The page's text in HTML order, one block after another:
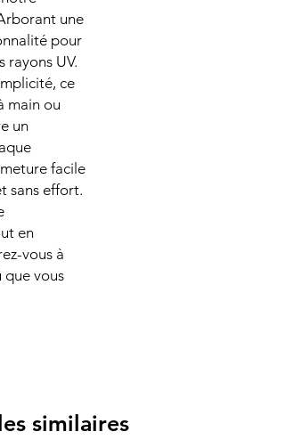
une
pour
UV.
ce
main ou
un
facile
sans effort.
en
vous à
que vous
similaires